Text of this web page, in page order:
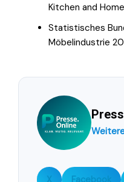
Kitchen and
Statistisches
Möbelindustrie
X Facebook